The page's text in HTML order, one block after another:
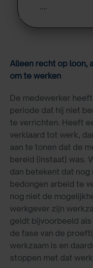
….
Alleen recht op loon,
om te werken
De medewerker
periode dat hij niet
te verrichten. Heeft
verklaard tot werk,
aan te tonen dat de
bereid (instaat) was.
dan betekent dat
bedongen arbeid te
nog niet de
werkgever zijn
geldt bijvoorbeeld
de fase van de
werkzaam is en
stoppen met dat